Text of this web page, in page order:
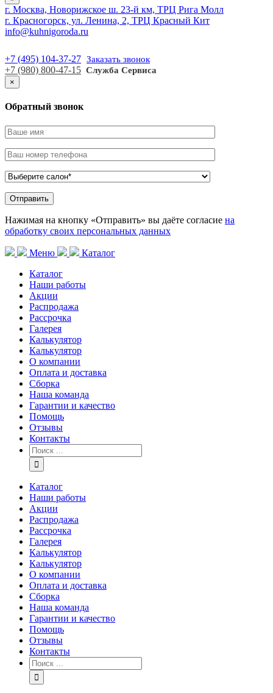
г. Москва, Новорижское ш. 23-й км, ТРЦ Рига Молл
г. Красногорск, ул. Ленина, 2, ТРЦ Красный Кит
info@kuhnigoroda.ru
+7 (495) 104-37-27 Заказать звонок
+7 (980) 800-47-15 Служба Сервиса
×
Обратный звонок
Нажимая на кнопку «Отправить» вы даёте согласие на
обработку своих персональных данных
Меню
Каталог
Каталог
Наши работы
Акции
Распродажа
Рассрочка
Галерея
Калькулятор
Калькулятор
О компании
Оплата и доставка
Сборка
Наша команда
Гарантии и качество
Помощь
Отзывы
Контакты
Каталог
Наши работы
Акции
Распродажа
Рассрочка
Галерея
Калькулятор
Калькулятор
О компании
Оплата и доставка
Сборка
Наша команда
Гарантии и качество
Помощь
Отзывы
Контакты